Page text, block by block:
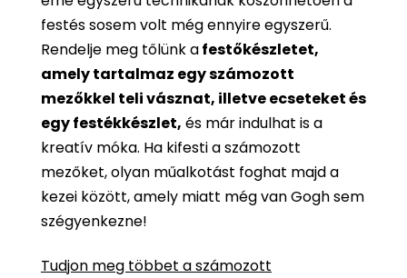
festés sosem volt még ennyire egyszerű.
Rendelje meg tőlünk afestőkészletet,
amely tartalmaz egy számozott
mezőkkel teli vásznat, illetve ecseteket és
egy festékkészlet, és már indulhat is a
kreatív móka. Ha kifesti a számozott
mezőket, olyan műalkotást foghat majd a
kezei között, amely miatt még van Gogh sem
szégyenkezne!
Tudjon meg többet a számozott